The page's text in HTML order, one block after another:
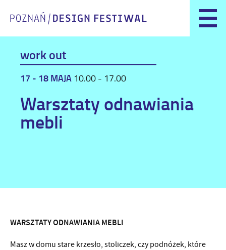
work out
17 - 18 MAJA 10.00 - 17.00
Warsztaty odnawiania
mebli
WARSZTATY ODNAWIANIA MEBLI
Masz w domu stare krzesło, stoliczek, czy podnóżek, które